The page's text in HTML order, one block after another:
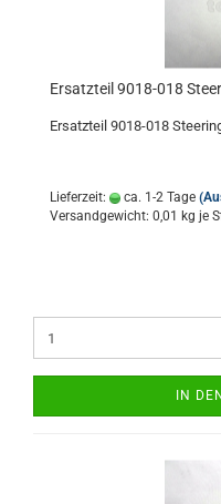
Ersatzteil 9018-018
Ersatzteil 9018-018
Lieferzeit: ca. 1-2 Tage
Versandgewicht: 0,01 kg je
IN